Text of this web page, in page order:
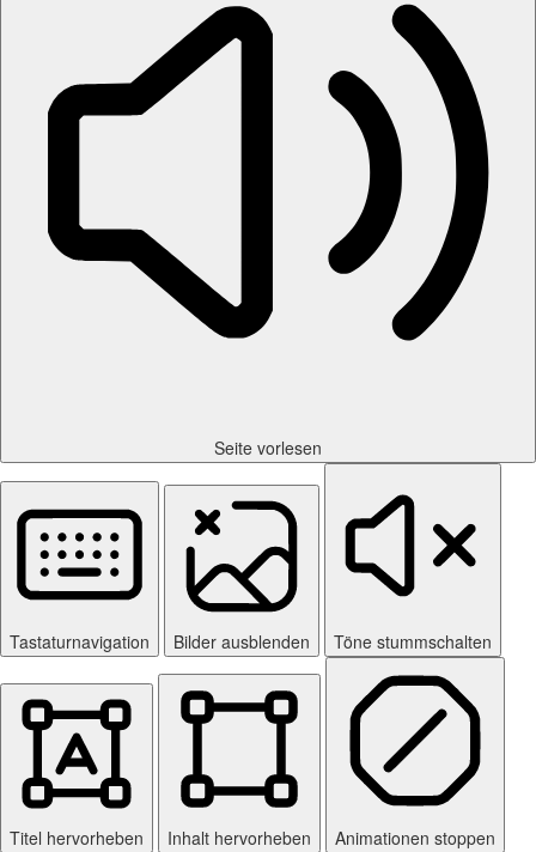
Seite vorlesen
Tastaturnavigation Bilder ausblenden Töne stummschalten
Titel hervorheben Inhalt hervorheben Animationen stoppen